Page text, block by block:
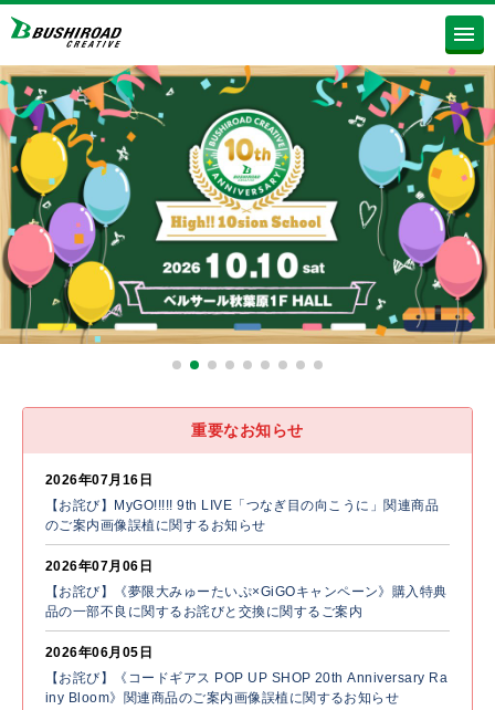
重要なお知らせ
2026年07月16日
【お詫び】MyGO!!!!! 9th LIVE「つなぎ目の向こうに」関連商品
のご案内画像誤植に関するお知らせ
2026年07月06日
【お詫び】《夢限大みゅーたいぷ×GiGOキャンペーン》購入特典
品の一部不良に関するお詫びと交換に関するご案内
2026年06月05日
【お詫び】《コードギアス POP UP SHOP 20th Anniversary Ra
iny Bloom》関連商品のご案内画像誤植に関するお知らせ